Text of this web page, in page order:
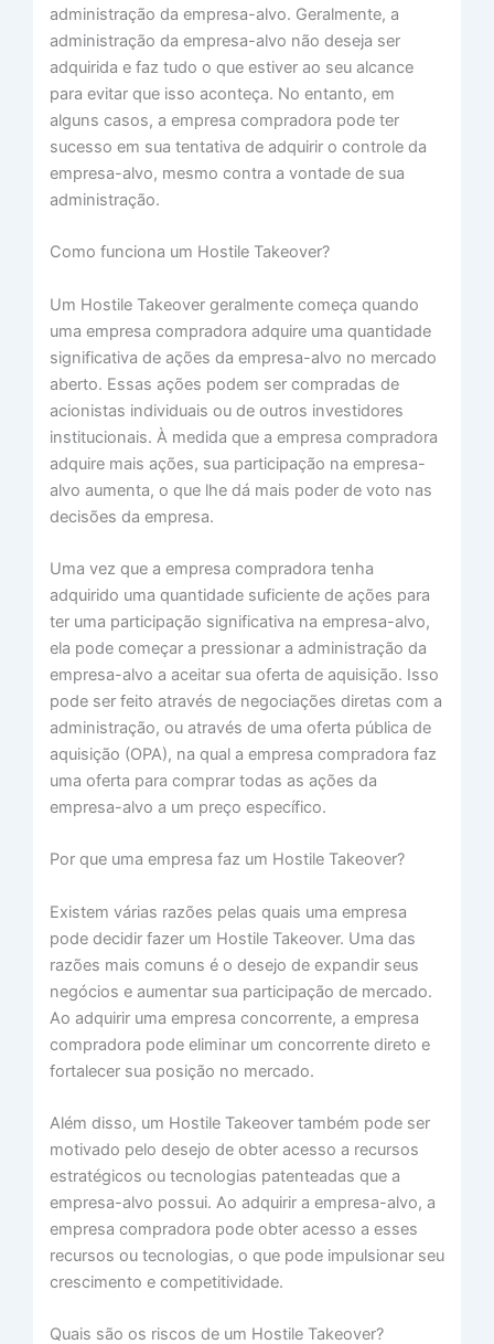
administração da empresa-alvo. Geralmente, a
administração da empresa-alvo não deseja ser
adquirida e faz tudo o que estiver ao seu alcance
para evitar que isso aconteça. No entanto, em
alguns casos, a empresa compradora pode ter
sucesso em sua tentativa de adquirir o controle da
empresa-alvo, mesmo contra a vontade de sua
administração.
Como funciona um Hostile Takeover?
Um Hostile Takeover geralmente começa quando
uma empresa compradora adquire uma quantidade
significativa de ações da empresa-alvo no mercado
aberto. Essas ações podem ser compradas de
acionistas individuais ou de outros investidores
institucionais. À medida que a empresa compradora
adquire mais ações, sua participação na empresa-
alvo aumenta, o que lhe dá mais poder de voto nas
decisões da empresa.
Uma vez que a empresa compradora tenha
adquirido uma quantidade suficiente de ações para
ter uma participação significativa na empresa-alvo,
ela pode começar a pressionar a administração da
empresa-alvo a aceitar sua oferta de aquisição. Isso
pode ser feito através de negociações diretas com a
administração, ou através de uma oferta pública de
aquisição (OPA), na qual a empresa compradora faz
uma oferta para comprar todas as ações da
empresa-alvo a um preço específico.
Por que uma empresa faz um Hostile Takeover?
Existem várias razões pelas quais uma empresa
pode decidir fazer um Hostile Takeover. Uma das
razões mais comuns é o desejo de expandir seus
negócios e aumentar sua participação de mercado.
Ao adquirir uma empresa concorrente, a empresa
compradora pode eliminar um concorrente direto e
fortalecer sua posição no mercado.
Além disso, um Hostile Takeover também pode ser
motivado pelo desejo de obter acesso a recursos
estratégicos ou tecnologias patenteadas que a
empresa-alvo possui. Ao adquirir a empresa-alvo, a
empresa compradora pode obter acesso a esses
recursos ou tecnologias, o que pode impulsionar seu
crescimento e competitividade.
Quais são os riscos de um Hostile Takeover?